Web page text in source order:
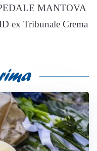
MANTOVA
ex Tribunale Crema